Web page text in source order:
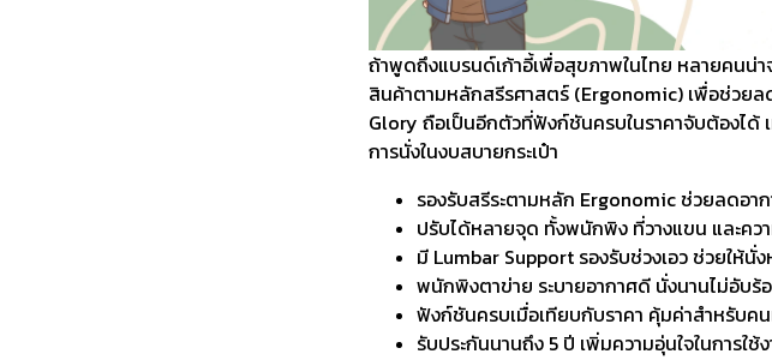
ถ้าพูดถึงแบรนด์เก้าอี้เพื่อสุขภาพในไทย หลายคนน่
สินค้าตามหลักสรีรศาสตร์ (Ergonomic) เพื่อช่วยล
Glory ถือเป็นอีกตัวที่ฟังก์ชันครบในราคาจับต้องได้
การนั่งในงบสบายกระเป๋า
รองรับสรีระตามหลัก Ergonomic ช่วยลดอา
ปรับได้หลายจุด ทั้งพนักพิง ที่วางแขน และคว
มี Lumbar Support รองรับช่วงเอว ช่วยให้นั่
พนักพิงตาข่าย ระบายอากาศดี นั่งนานไม่อับร้
ฟังก์ชันครบเมื่อเทียบกับราคา คุ้มค่าสำหรับค
รับประกันนานถึง 5 ปี เพิ่มความอุ่นใจในการใช้